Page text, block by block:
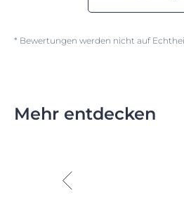
* Bewertungen werden nicht auf
Mehr entdecken